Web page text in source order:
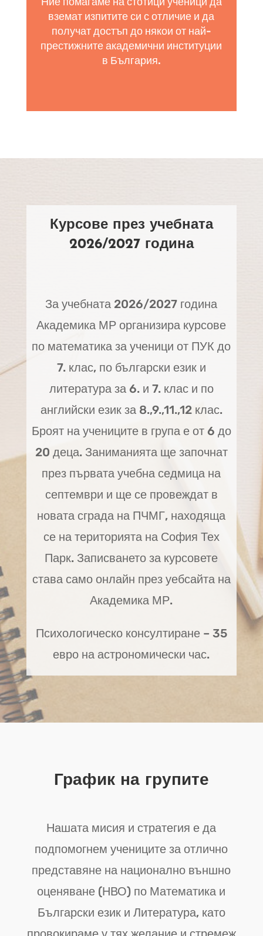
вземат изпитите си с отличие и да
получат достъп до някои от най-
престижните академични институции
в България.
Курсове през учебната
2026/2027 година
За учебната 2026/2027 година
Академика МР организира курсове
по математика за ученици от ПУК до
7. клас, по български език и
литература за 6. и 7. клас и по
английски език за 8.,9.,11.,12 клас.
Броят на учениците в група е от 6 до
20 деца. Заниманията ще започнат
през първата учебна седмица на
септември и ще се провеждат в
новата сграда на ПЧМГ, находяща
се на територията на София Тех
Парк. Записването за курсовете
става само онлайн през уебсайта на
Академика МР.
Психологическо консултиране – 35
евро на астрономически час.
График на групите
Нашата мисия и стратегия е да
подпомогнем учениците за отлично
представяне на национално външно
оценяване (НВО) по Математика и
Български език и Литература, като